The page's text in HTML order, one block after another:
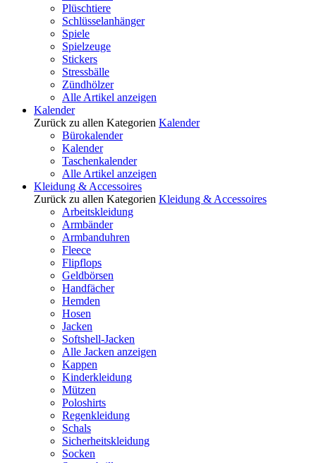
Plüschtiere
Schlüsselanhänger
Spiele
Spielzeuge
Stickers
Stressbälle
Zündhölzer
Alle Artikel anzeigen
Kalender
Zurück zu allen Kategorien Kalender
Bürokalender
Kalender
Taschenkalender
Alle Artikel anzeigen
Kleidung & Accessoires
Zurück zu allen Kategorien Kleidung & Accessoires
Arbeitskleidung
Armbänder
Armbanduhren
Fleece
Flipflops
Geldbörsen
Handfächer
Hemden
Hosen
Jacken
Softshell-Jacken
Alle Jacken anzeigen
Kappen
Kinderkleidung
Mützen
Poloshirts
Regenkleidung
Schals
Sicherheitskleidung
Socken